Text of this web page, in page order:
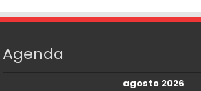
Agenda
agosto 2026